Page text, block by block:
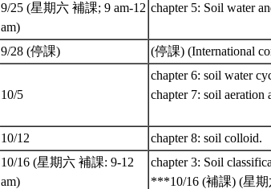
9/25 (星期六 補課; 9 am-12
am)
chapter 5: Soil water
9/28 (停課) (停課) (International
10/5
chapter 6: soil water
chapter 7: soil aeration
10/12 chapter 8: soil colloid.
10/16 (星期六 補課: 9-12
am)
chapter 3: Soil
***10/16 (補課) (星期